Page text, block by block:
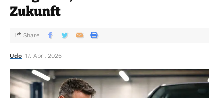
Zukunft
Udo 17. April 2026
Share